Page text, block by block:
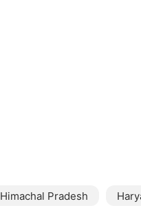
Himachal Pradesh